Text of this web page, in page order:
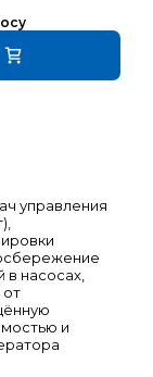
управления
насосах,
от
и